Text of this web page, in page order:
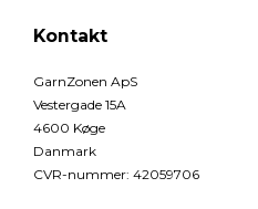
Kontakt
GarnZonen ApS
Vestergade 15A
4600 Køge
Danmark
CVR-nummer: 42059706